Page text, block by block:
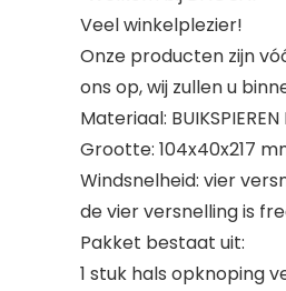
Veel winkelplezier!
Onze producten zijn
ons op, wij zullen u
Materiaal:
Grootte: 104x40x217
Windsnelheid: vier
de vier versnelling is
Pakket bestaat uit:
1 stuk hals opknoping